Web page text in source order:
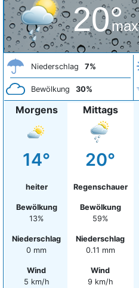
20°
max
Niederschlag 7%
Bewölkung 30%
Morgens
14°
heiter
Bewölkung
13%
Niederschlag
0 mm
Wind
5 km/h
Mittags
20°
Regenschauer
Bewölkung
59%
Niederschlag
0.11 mm
Wind
9 km/h